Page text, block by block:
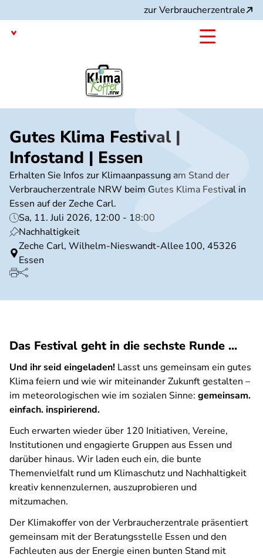
zum
Inhalt
zur Verbraucherzentrale
Gutes Klima Festival |
Infostand | Essen
Erhalten Sie Infos zur Klimaanpassung am Stand der
Verbraucherzentrale NRW beim Gutes Klima Festival in
Essen auf der Zeche Carl.
Sa, 11. Juli 2026, 12:00 - 18:00
Nachhaltigkeit
Zeche Carl, Wilhelm‑Nieswandt‑Allee 100, 45326
Essen
Das Festival geht in die sechste Runde ...
Und ihr seid eingeladen! Lasst uns gemeinsam ein gutes
Klima feiern und wie wir miteinander Zukunft gestalten –
im meteorologischen wie im sozialen Sinne: gemeinsam.
einfach. inspirierend.
Euch erwarten wieder über 120 Initiativen, Vereine,
Institutionen und engagierte Gruppen aus Essen und
darüber hinaus. Wir laden euch ein, die bunte
Themenvielfalt rund um Klimaschutz und Nachhaltigkeit
kreativ kennenzulernen, auszuprobieren und
mitzumachen.
Der Klimakoffer von der Verbraucherzentrale präsentiert
gemeinsam mit der Beratungsstelle Essen und den
Fachleuten aus der Energie einen bunten Stand mit